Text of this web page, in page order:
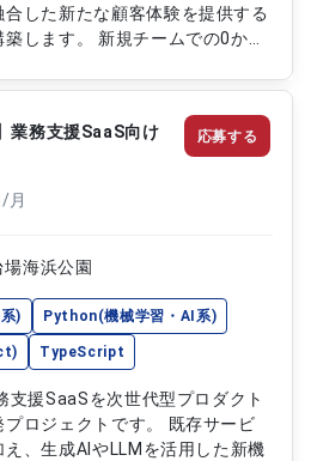
合した新たな顧客体験を提供する
します。 新規チームでの0から
がらMVP開発や機能改善を推進し
す。 ビジネスアイデアのサービ
技術提案を通じて、プロダクト
【作業内容】 ・新
ームのフロントエンド開発 ・
を用いた画面設計および実装
ける機能実装および改善対応 ・
業務支援SaaS向け
月
海浜公園
) Python(機械学習・AI系)
TypeScript
支援SaaSを次世代型プロダクト
ロジェクトです。 既存サービ
え、生成AIやLLMを活用した新機
応募する